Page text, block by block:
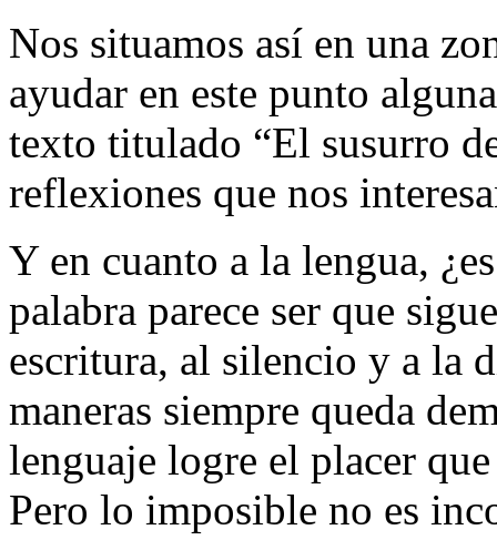
Nos situamos así en una
ayudar en este punto
texto titulado “El susurro
reflexiones que nos
Y en cuanto a la lengua,
palabra parece ser que
escritura, al silencio y a la
maneras siempre queda
lenguaje logre el placer
Pero lo imposible no es